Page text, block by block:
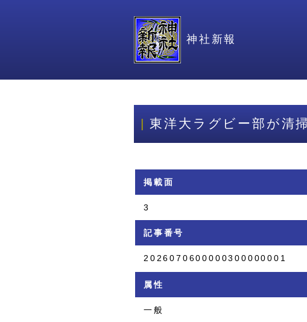
神社新報
東洋大ラグビー部が清
掲載面
3
記事番号
2026070600000300000001
属性
一般